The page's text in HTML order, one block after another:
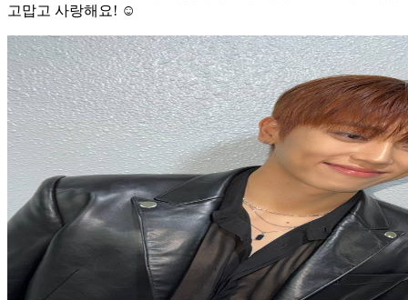
고맙고 사랑해요! ☺️